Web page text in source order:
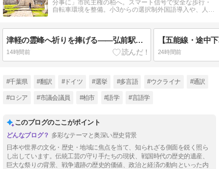
分事に」市民主権の柏へ。スマート信号で安全な歩行・
自転車環境を整備。小3からの選択制外国語導入や、人と
津軽の霊峰へ祈りを捧げる——弘前駅から約1時間、エネルギー満ちる「岩木山神社」参拝記
14時間前 24時間前
#千葉県 #翻訳 #ドイツ #選挙 #多言語 #ウクライナ #通訳
#ロシア #市議会議員 #柏市 #語学 #言語学
このブログのここがポイント
多彩なテーマと奥深い歴史背景
日本や世界の文化・歴史・地域に焦点を当て、知られざる側面を鋭く照ら
し出しています。伝統工芸の守り手たちの現状、戦国時代の歴史的遺産、
巨大な祭りの背景、戦争遺跡の歴史的価値、政治と経済の動向といった内